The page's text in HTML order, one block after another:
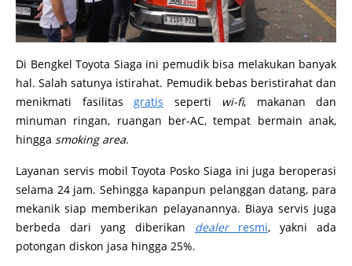
Di Bengkel Toyota Siaga ini pemudik bisa melakukan banyak
hal. Salah satunya istirahat. Pemudik bebas beristirahat dan
menikmati fasilitas gratis seperti wi-fi, makanan dan
minuman ringan, ruangan ber-AC, tempat bermain anak,
hingga smoking area.
Layanan servis mobil Toyota Posko Siaga ini juga beroperasi
selama 24 jam. Sehingga kapanpun pelanggan datang, para
mekanik siap memberikan pelayanannya. Biaya servis juga
berbeda dari yang diberikan dealerresmi, yakni ada
potongan diskon jasa hingga 25%.